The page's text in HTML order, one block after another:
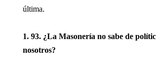
última.
1. 93. ¿La Masonería no sabe de
nosotros?